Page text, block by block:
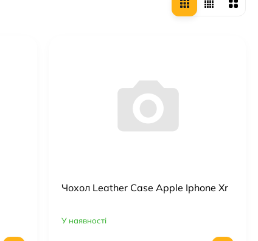
Чохол Leather Case Apple Iphone Xr
У наявності